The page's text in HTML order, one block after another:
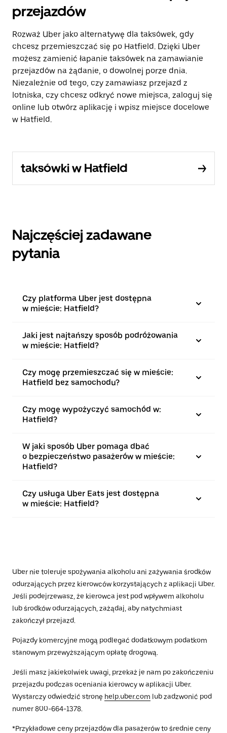
przejazdów
Rozważ Uber jako alternatywę dla taksówek, gdy
chcesz przemieszczać się po Hatfield. Dzięki Uber
możesz zamienić łapanie taksówek na zamawianie
przejazdów na żądanie, o dowolnej porze dnia.
Niezależnie od tego, czy zamawiasz przejazd z
lotniska, czy chcesz odkryć nowe miejsca, zaloguj się
online lub otwórz aplikację i wpisz miejsce docelowe
w Hatfield.
taksówki w Hatfield
Najczęściej zadawane
pytania
Czy platforma Uber jest dostępna
w mieście: Hatfield?
Jaki jest najtańszy sposób podróżowania
w mieście: Hatfield?
Czy mogę przemieszczać się w mieście:
Hatfield bez samochodu?
Czy mogę wypożyczyć samochód w:
Hatfield?
W jaki sposób Uber pomaga dbać
o bezpieczeństwo pasażerów w mieście:
Hatfield?
Czy usługa Uber Eats jest dostępna
w mieście: Hatfield?
Uber nie toleruje spożywania alkoholu ani zażywania środków
odurzających przez kierowców korzystających z aplikacji Uber.
Jeśli podejrzewasz, że kierowca jest pod wpływem alkoholu
lub środków odurzających, zażądaj, aby natychmiast
zakończył przejazd.
Pojazdy komercyjne mogą podlegać dodatkowym podatkom
stanowym przewyższającym opłatę drogową.
Jeśli masz jakiekolwiek uwagi, przekaż je nam po zakończeniu
przejazdu podczas oceniania kierowcy w aplikacji Uber.
Wystarczy odwiedzić stronę help.uber.com lub zadzwonić pod
numer 800-664-1378.
*Przykładowe ceny przejazdów dla pasażerów to średnie ceny